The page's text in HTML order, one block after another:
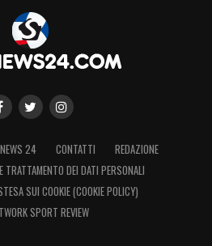
24 CONTATTI
REDAZIONE
TRATTAMENTO DEI DATI PERSONALI
SUI COOKIE (COOKIE POLICY)
SPORT REVIEW